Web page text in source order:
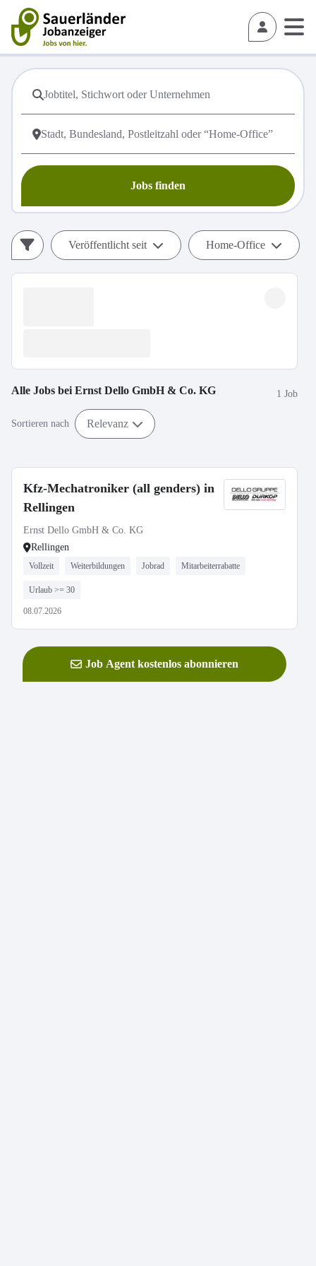
Jobs finden
Veröffentlicht seit Home-Office
Alle Jobs bei Ernst Dello GmbH & Co. KG 1 Job
Sortieren nach Relevanz
Kfz-Mechatroniker (all genders) in
Rellingen
Ernst Dello GmbH & Co. KG
Rellingen
Vollzeit Weiterbildungen Jobrad Mitarbeiterrabatte
Urlaub >= 30
08.07.2026
Job Agent kostenlos abonnieren